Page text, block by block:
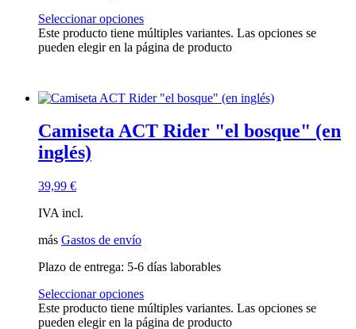
Seleccionar opciones
Este producto tiene múltiples variantes. Las opciones se
pueden elegir en la página de producto
Camiseta ACT Rider "el bosque" (en
inglés)
39,99 €
IVA incl.
más Gastos de envío
Plazo de entrega: 5-6 días laborables
Seleccionar opciones
Este producto tiene múltiples variantes. Las opciones se
pueden elegir en la página de producto